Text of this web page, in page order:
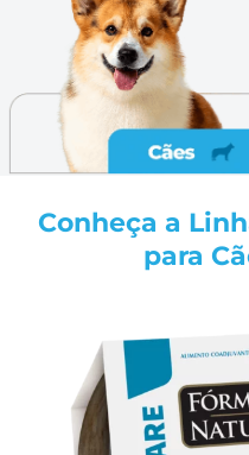
Conheça a
para